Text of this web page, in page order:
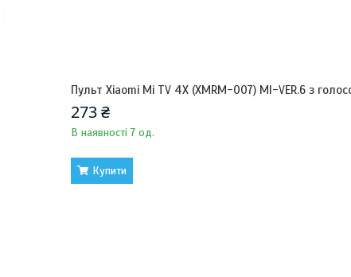
Пульт Xiaomi Mi TV 4X (XMRM-007) MI-VER.6 з
273 ₴
В наявності 7 од.
Купити